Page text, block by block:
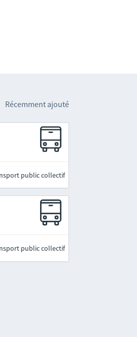
Récemment ajouté
public collectif
public collectif